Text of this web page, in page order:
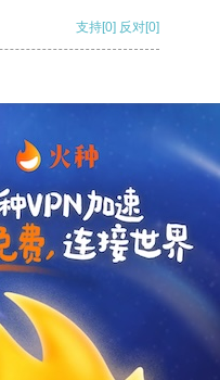
支持[0] 反对[0]
支持 [0] 反对[0]
支持[0] 反对